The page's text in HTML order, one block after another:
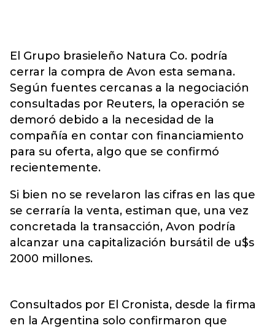
El Grupo brasieleño Natura Co. podría
cerrar la compra de Avon esta semana.
Según fuentes cercanas a la negociación
consultadas por Reuters, la operación se
demoró debido a la necesidad de la
compañía en contar con financiamiento
para su oferta, algo que se confirmó
recientemente.
Si bien no se revelaron las cifras en las que
se cerraría la venta, estiman que, una vez
concretada la transacción, Avon podría
alcanzar una capitalización bursátil de u$s
2000 millones.
Consultados por El Cronista, desde la firma
en la Argentina solo confirmaron que